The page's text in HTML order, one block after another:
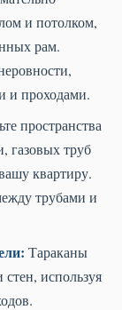
и потолком,
рам.
и проходами.
пространства
газовых труб
квартиру.
трубами и
Тараканы
используя